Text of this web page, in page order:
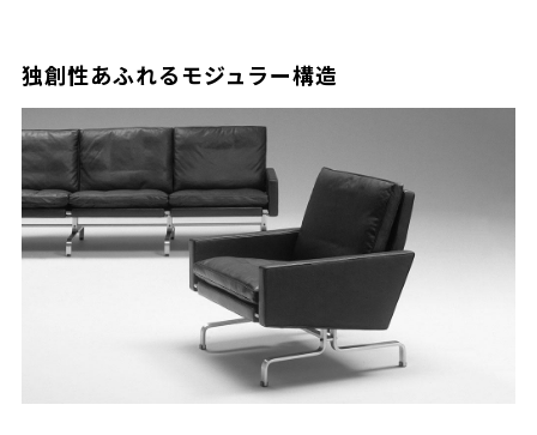
独創性あふれるモジュラー構造